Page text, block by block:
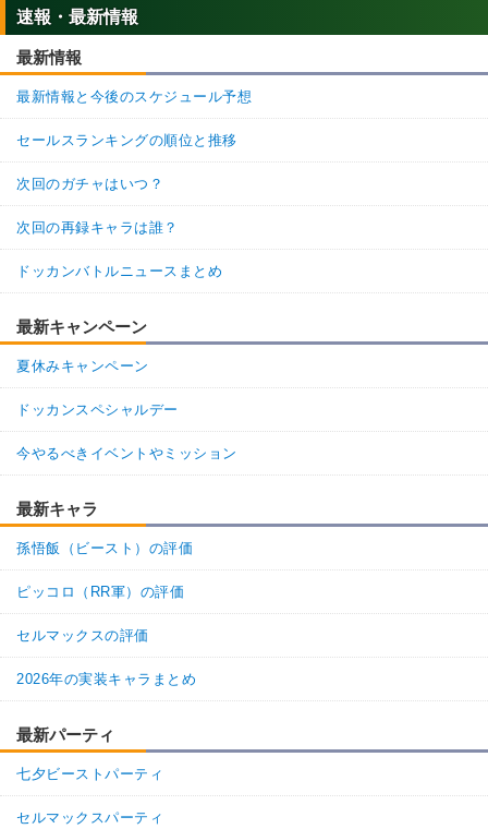
速報・最新情報
最新情報
最新情報と今後のスケジュール予想
セールスランキングの順位と推移
次回のガチャはいつ？
次回の再録キャラは誰？
ドッカンバトルニュースまとめ
最新キャンペーン
夏休みキャンペーン
ドッカンスペシャルデー
今やるべきイベントやミッション
最新キャラ
孫悟飯（ビースト）の評価
ピッコロ（RR軍）の評価
セルマックスの評価
2026年の実装キャラまとめ
最新パーティ
七夕ビーストパーティ
セルマックスパーティ